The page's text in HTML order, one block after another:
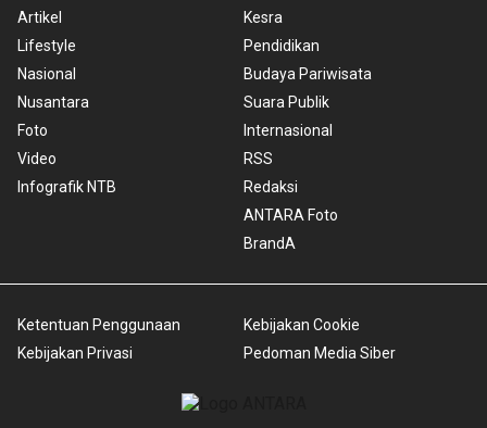
Artikel
Lifestyle
Nasional
Nusantara
Foto
Video
Infografik NTB
Kesra
Pendidikan
Budaya Pariwisata
Suara Publik
Internasional
RSS
Redaksi
ANTARA Foto
BrandA
Ketentuan Penggunaan
Kebijakan Privasi
Kebijakan Cookie
Pedoman Media Siber